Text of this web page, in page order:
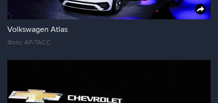
Volkswagen Atlas
Фото: AP/ТАСС